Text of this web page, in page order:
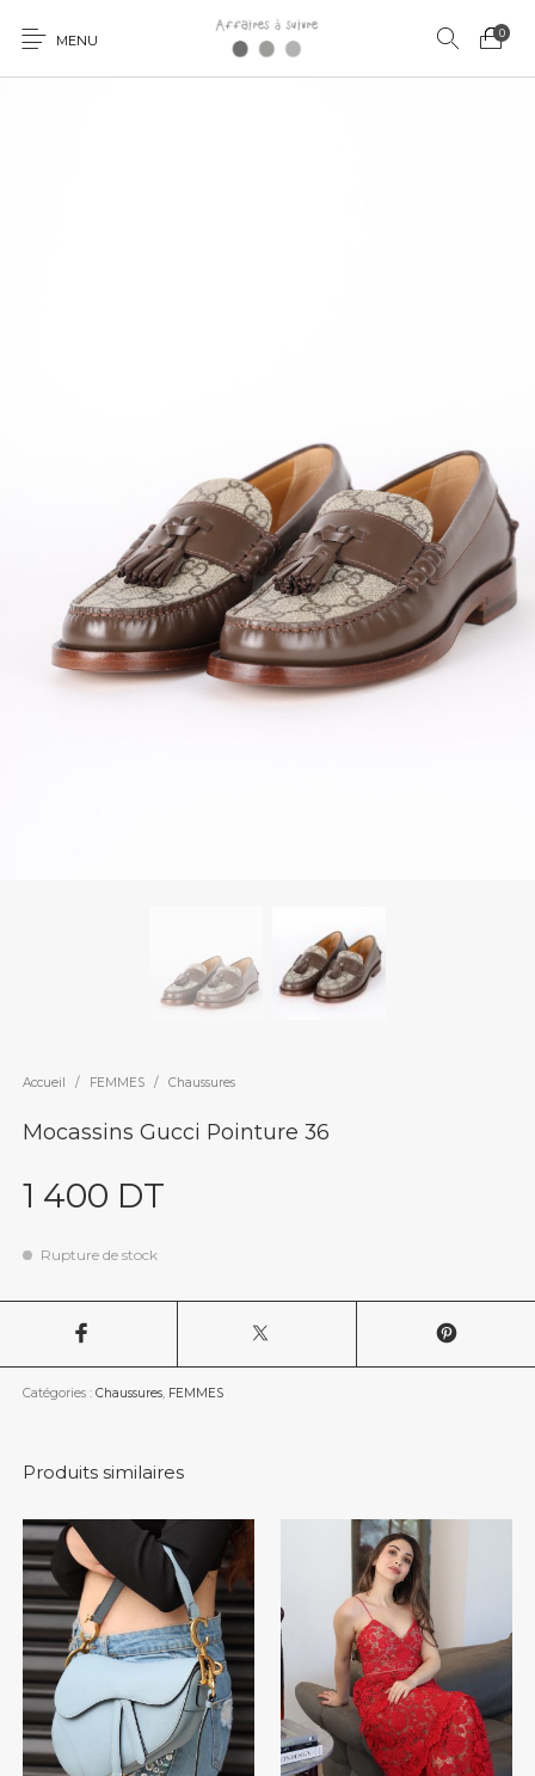
MENU 0
Accueil / FEMMES / Chaussures
Mocassins Gucci Pointure 36
1 400 DT
Rupture de stock
Catégories : Chaussures, FEMMES
Produits similaires